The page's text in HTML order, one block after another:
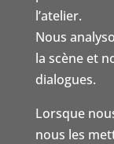
l’atelier.
Nous
la scène et
dialogues.
Lorsque
nous les